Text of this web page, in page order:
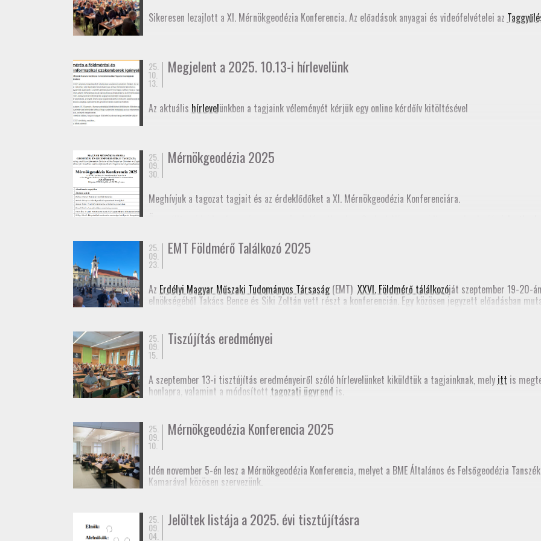
November 27-én azAlaponthálózati tudástár bővítése című szakmai továbbképzés programjában is
elmozdulásának vizsgálatáról.
Sikeresen lezajlott a XI. Mérnökgeodézia Konferencia. Az előadások anyagai és videófelvételei az
25.
10.
13.
Megjelent a 2025. 10.13-i hírlevelünk
Az aktuális hírlevelünkben a tagjaink véleményét kérjük egy online kérdőív kitöltésével
25.
09.
30.
Mérnökgeodézia 2025
Meghívjuk a tagozat tagjait és az érdeklődőket a XI. Mérnökgeodézia Konferenciára.
Meghívó
25.
09.
23.
EMT Földmérő Találkozó 2025
Az Erdélyi Magyar Műszaki Tudományos Társaság(EMT) XXVI. Földmérő tálálkozóját szeptember 19-20-
elnökségéből Takács Bence és Siki Zoltán vett részt a konferencián. Egy közösen jegyzett előadásban
25.
09.
15.
Tiszújítás eredményei
A szeptember 13-i tisztújítás eredményeiről szóló hírlevelünket kiküldtük a tagjainknak, mely itt is
honlapra, valamint a módosított tagozati ügyrend is.
25.
09.
10.
Mérnökgeodézia Konferencia 2025
Idén november 5-én lesz a Mérnökgeodézia Konferencia, melyet a BME Általános és Felsőgeodézia
Kamarával közösen szervezünk.
Várjuk még előadók jelentkezését!
25.
09.
04.
Jelöltek listája a 2025. évi tisztújításra